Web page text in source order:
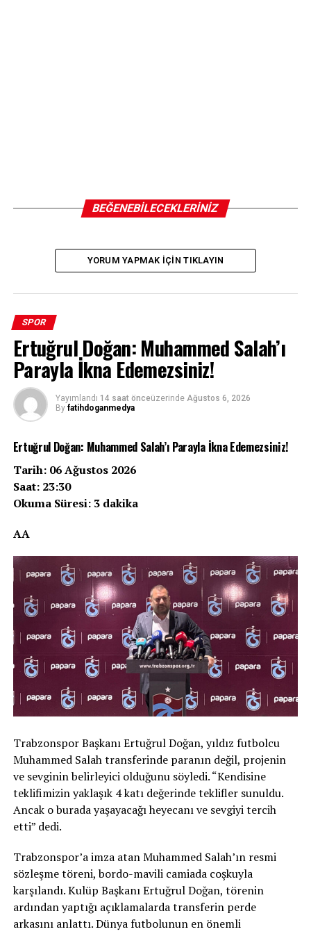
BEĞENEBILECEKLERINIZ
YORUM YAPMAK IÇIN TIKLAYIN
SPOR
Ertuğrul Doğan: Muhammed Salah’ı
Parayla İkna Edemezsiniz!
Yayımlandı 14 saat önceüzerinde Ağustos 6, 2026
By fatihdoganmedya
Ertuğrul Doğan: Muhammed Salah’ı Parayla İkna Edemezsiniz!
Tarih: 06 Ağustos 2026
Saat: 23:30
Okuma Süresi: 3 dakika
AA
Trabzonspor Başkanı Ertuğrul Doğan, yıldız futbolcu
Muhammed Salah transferinde paranın değil, projenin
ve sevginin belirleyici olduğunu söyledi. “Kendisine
teklifimizin yaklaşık 4 katı değerinde teklifler sunuldu.
Ancak o burada yaşayacağı heyecanı ve sevgiyi tercih
etti” dedi.
Trabzonspor’a imza atan Muhammed Salah’ın resmi
sözleşme töreni, bordo-mavili camiada coşkuyla
karşılandı. Kulüp Başkanı Ertuğrul Doğan, törenin
ardından yaptığı açıklamalarda transferin perde
arkasını anlattı. Dünya futbolunun en önemli